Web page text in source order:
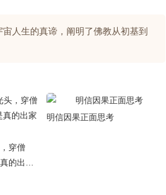
人生的真谛，阐明了佛教从初基到
穿僧
的出家
明信因果正面思考